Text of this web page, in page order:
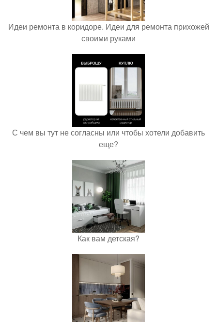
Идеи ремонта в коридоре. Идеи для ремонта прихожей
своими руками
С чем вы тут не согласны или чтобы хотели добавить
еще?
Как вам детская?